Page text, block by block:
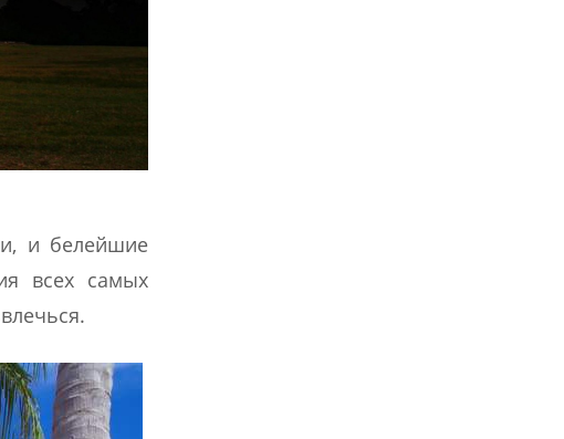
и белейшие
всех самых